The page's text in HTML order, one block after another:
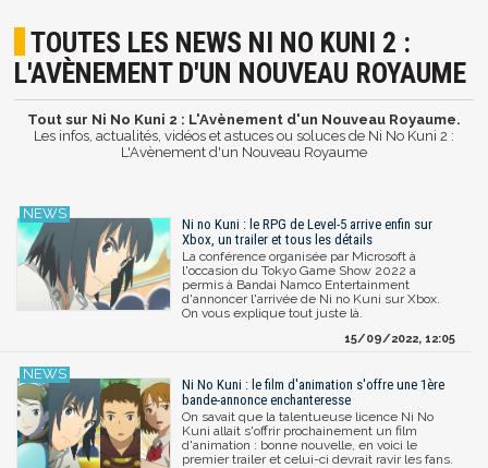
TOUTES LES NEWS NI NO KUNI 2 :
L'AVÈNEMENT D'UN NOUVEAU ROYAUME
Tout sur Ni No Kuni 2 : L'Avènement d'un Nouveau Royaume.
Les infos, actualités, vidéos et astuces ou soluces de Ni No Kuni 2 :
L'Avènement d'un Nouveau Royaume
Ni no Kuni : le RPG de Level-5 arrive enfin sur
Xbox, un trailer et tous les détails
La conférence organisée par Microsoft à
l'occasion du Tokyo Game Show 2022 a
permis à Bandai Namco Entertainment
d'annoncer l'arrivée de Ni no Kuni sur Xbox.
On vous explique tout juste là.
15/09/2022, 12:05
Ni No Kuni : le film d'animation s'offre une 1ère
bande-annonce enchanteresse
On savait que la talentueuse licence Ni No
Kuni allait s'offrir prochainement un film
d'animation : bonne nouvelle, en voici le
premier trailer et celui-ci devrait ravir les fans.